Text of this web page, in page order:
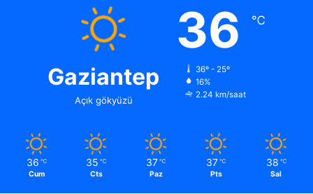
Gaziantep
Açık gökyüzü
36 ℃
36º - 25º
16%
2.24 km/saat
36 ℃
Cum
35 ℃
Cts
37 ℃
Paz
37 ℃
Pts
38 ℃
Sal